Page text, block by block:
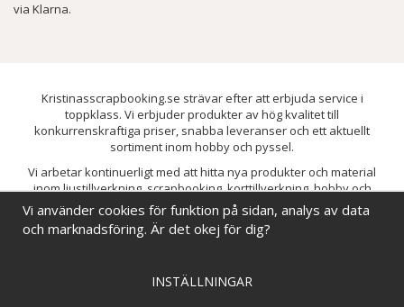
via Klarna.
Kristinasscrapbooking.se strävar efter att erbjuda service i
toppklass. Vi erbjuder produkter av hög kvalitet till
konkurrenskraftiga priser, snabba leveranser och ett aktuellt
sortiment inom hobby och pyssel.
Vi arbetar kontinuerligt med att hitta nya produkter och material
inom ljustillverkning, scrapbooking, korttillverkning, hobby och
pyssel. Målet är att bredda sortimentet och löpande förbättra och
utveckla vårt utbud, så att du alltid kan hitta det du behöver hos oss.
Vi använder cookies för funktion på sidan, analys av data
och marknadsföring. Är det okej för dig?
INSTÄLLNINGAR